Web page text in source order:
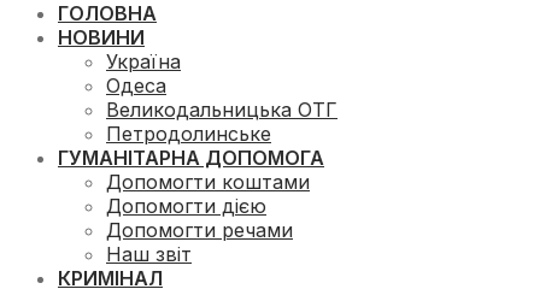
ГОЛОВНА
НОВИНИ
Україна
Одеса
Великодальницька ОТГ
Петродолинське
ГУМАНІТАРНА ДОПОМОГА
Допомогти коштами
Допомогти дією
Допомогти речами
Наш звіт
КРИМІНАЛ